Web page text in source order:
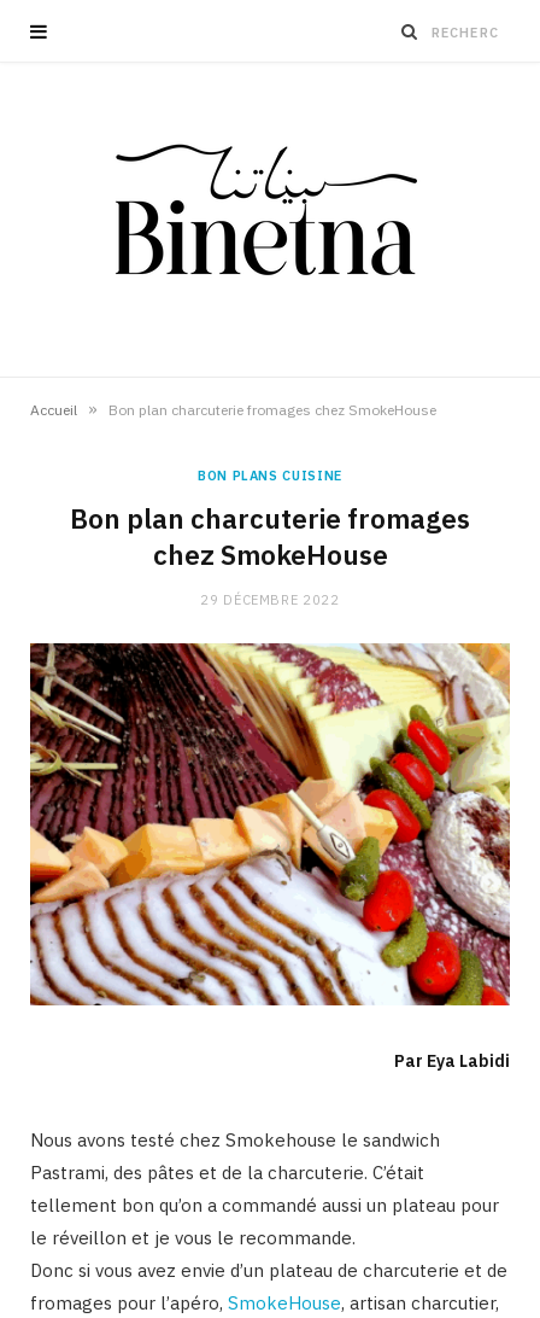
Accueil » Bon plan charcuterie fromages chez SmokeHouse
BON PLANS CUISINE
Bon plan charcuterie fromages
chez SmokeHouse
29 DÉCEMBRE 2022
Par Eya Labidi
Nous avons testé chez Smokehouse le sandwich
Pastrami, des pâtes et de la charcuterie. C’était
tellement bon qu’on a commandé aussi un plateau pour
le réveillon et je vous le recommande.
Donc si vous avez envie d’un plateau de charcuterie et de
fromages pour l’apéro, SmokeHouse, artisan charcutier,